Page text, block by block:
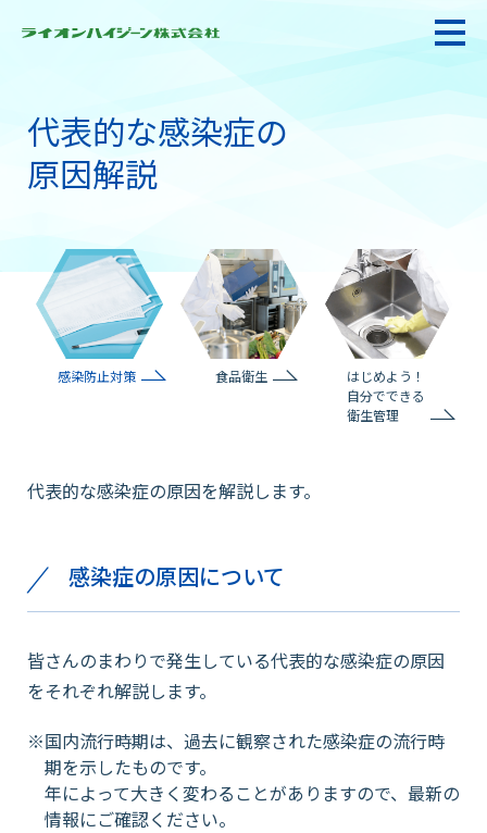
私たちの強み・使命
感染防止対策・食品衛生
製品情報
採用情報
お知らせ
各種問い合わせ
代表的な感染症の
原因解説
感染防止対策 食品衛生
はじめよう！
自分でできる
衛生管理
代表的な感染症の原因を解説します。
感染症の原因について
皆さんのまわりで発生している代表的な感染症の原因
をそれぞれ解説します。
国内流行時期は、過去に観察された感染症の流行時
期を示したものです。
年によって大きく変わることがありますので、最新の
情報にご確認ください。